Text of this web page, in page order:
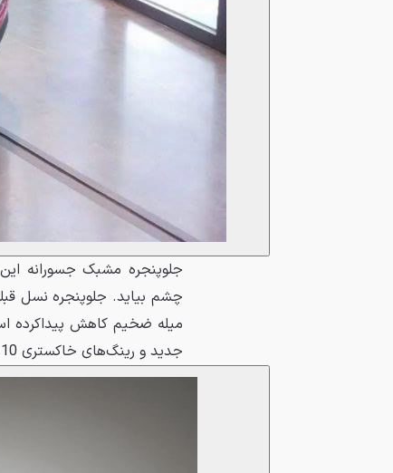
جلوپنجره مشبک جسورانه
چشم بیاید. جلوپنجره نسل
جدید و رینگ‌های خاکستری 10 پره بخش‌های جدید این خودرو هستند.